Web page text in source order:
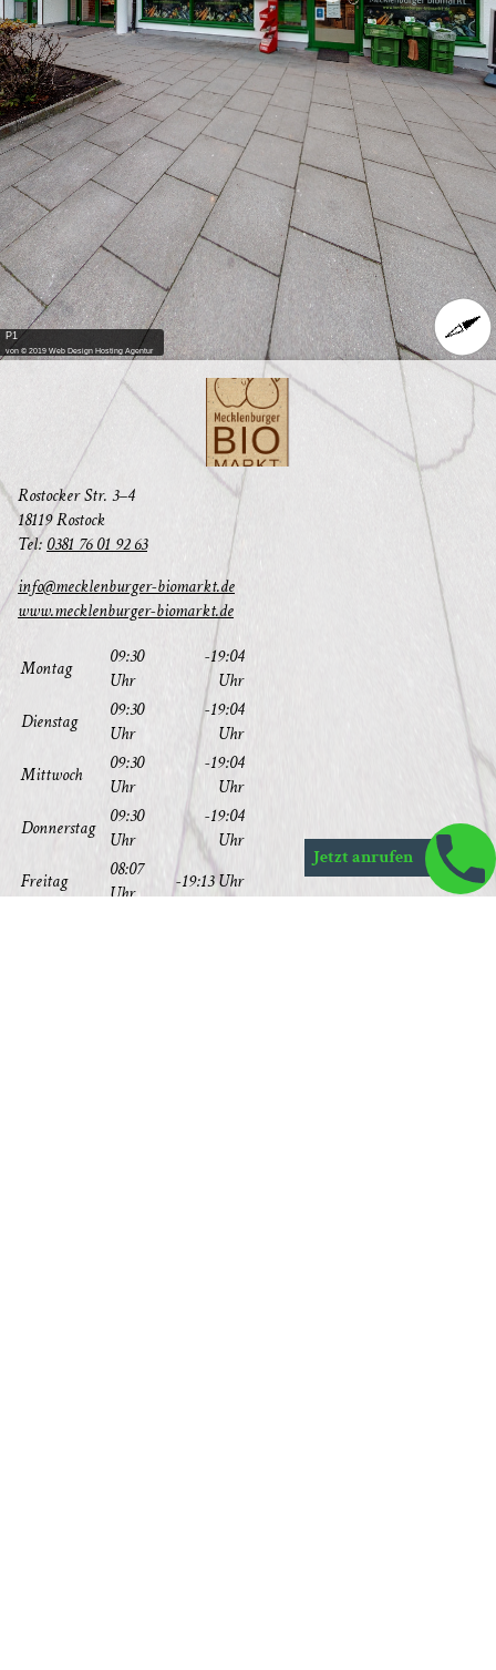
Ros­to­cker Str. 3–4
18119 Rostock
Tel: 0381 76 01 92 63
info@mecklenburger-biomarkt.de
www.mecklenburger-biomarkt.de
Mon­tag
09:30
Uhr
-19:04
Uhr
Diens­tag
09:30
Uhr
-19:04
Uhr
Mitt­woch
09:30
Uhr
-19:04
Uhr
Don­ners­tag
09:30
Uhr
-19:04
Uhr
Frei­tag
08:07
Uhr
-19:13 Uhr
P1
von © 2019 Web Design Hosting Agentur
Jetzt anrufen